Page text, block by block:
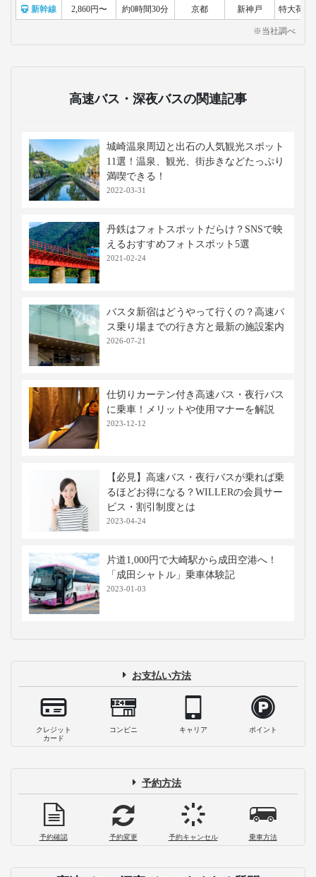
新幹線 2,860円〜 約0時間30分 京都 新神戸 特大荷物
※当社調べ
高速バス・深夜バスの関連記事
城崎温泉周辺と出石の人気観光スポット
11選！温泉、観光、街歩きなどたっぷり
満喫できる！
2022-03-31
丹鉄はフォトスポットだらけ？SNSで映
えるおすすめフォトスポット5選
2021-02-24
バスタ新宿はどうやって行くの？高速バ
ス乗り場までの行き方と最新の施設案内
2026-07-21
仕切りカーテン付き高速バス・夜行バス
に乗車！メリットや使用マナーを解説
2023-12-12
【必見】高速バス・夜行バスが乗れば乗
るほどお得になる？WILLERの会員サー
ビス・割引制度とは
2023-04-24
片道1,000円で大崎駅から成田空港へ！
「成田シャトル」乗車体験記
2023-01-03
お支払い方法
クレジット
カード
コンビニ キャリア ポイント
予約方法
予約確認 予約変更 予約キャンセル 乗車方法